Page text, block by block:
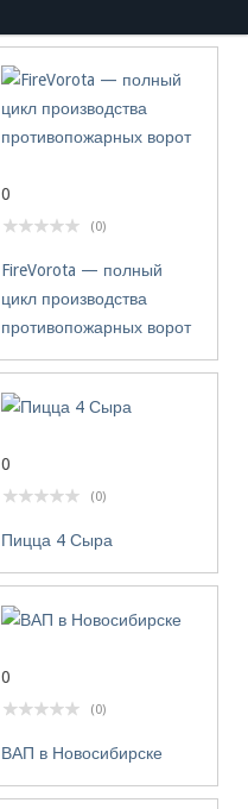
0
(0)
FireVorota — полный
цикл производства
противопожарных ворот
0
(0)
Пицца 4 Сыра
0
(0)
ВАП в Новосибирске